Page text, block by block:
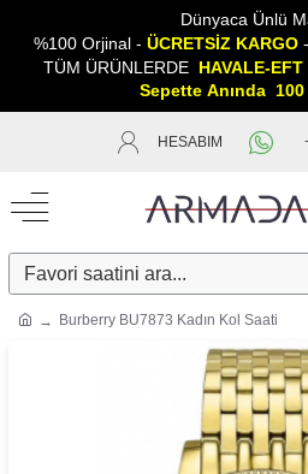
Dünyaca Ünlü
%100 Orjinal - ÜCRETSİZ KARGO
TÜM ÜRÜNLERDE HAVALE-
Sepette Anında 100
HESABIM
Burberry BU7873 Kadın Kol Saati